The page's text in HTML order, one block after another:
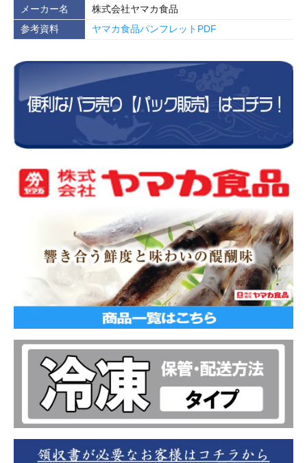
メーカー名
株式会社ヤマカ食品
参考資料
ヤマカ食品パンフレットPDF